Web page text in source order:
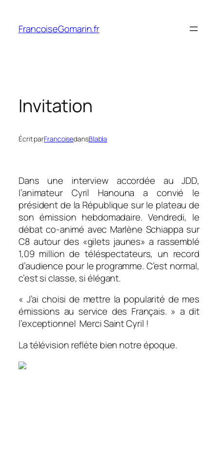
contenu
FrancoiseGomarin.fr
Invitation
Écrit parFrancoisedansBlabla
Dans une interview accordée auJDD,
l’animateur Cyril Hanouna a convié le
président de la République sur le plateau de
son émission hebdomadaire. Vendredi, le
débat co-animé avec Marlène Schiappa sur
C8 autour des «gilets jaunes» a rassemblé
1,09 million de téléspectateurs, un record
d’audience pour le programme. C’est normal,
c’est si classe, si élégant.
« J’ai choisi de mettre la popularité de mes
émissions au service des Français. » a dit
l’exceptionnel Merci Saint Cyril !
La télévision reflète bien notre époque.